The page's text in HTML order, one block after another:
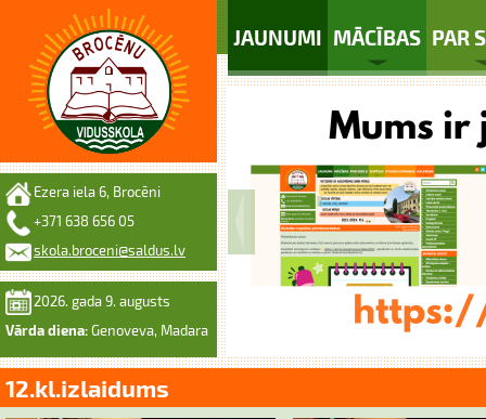
JAUNUMI MĀCĪBAS PAR
Ezera iela 6, Brocēni
+371 638 656 05
skola.broceni@saldus.lv
2026. gada 9. augusts
Vārda diena: Genoveva, Madara
12.kl.izlaidums